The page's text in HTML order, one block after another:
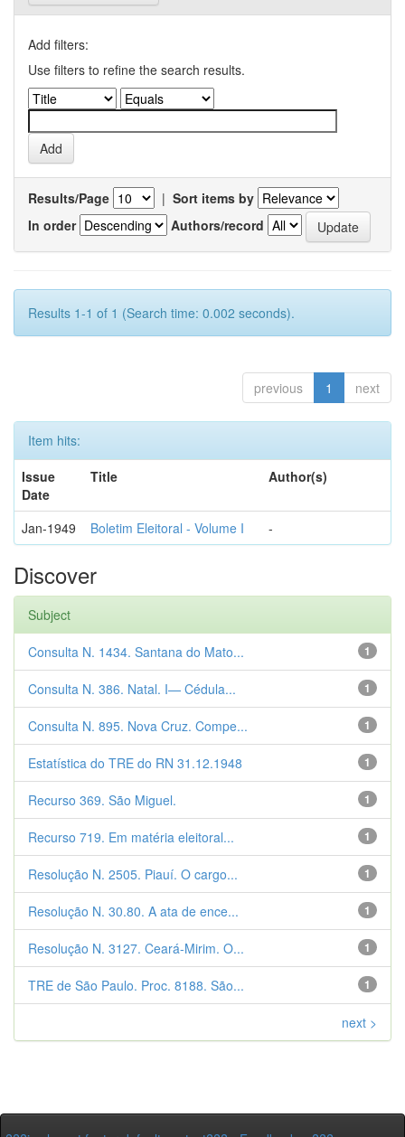
Add filters:
Use filters to refine the search results.
Results/Page | Sort items by
In order
Authors/record
Results 1-1 of 1 (Search time: 0.002 seconds).
previous 1 next
Item hits:
Issue
Date
Title Author(s)
Jan-1949 Boletim Eleitoral - Volume I -
Discover
Subject
1
Consulta N. 1434. Santana do Mato...
1
Consulta N. 386. Natal. I— Cédula...
1
Consulta N. 895. Nova Cruz. Compe...
1
Estatística do TRE do RN 31.12.1948
1
Recurso 369. São Miguel.
1
Recurso 719. Em matéria eleitoral...
1
Resolução N. 2505. Piauí. O cargo...
1
Resolução N. 30.80. A ata de ence...
1
Resolução N. 3127. Ceará-Mirim. O...
1
TRE de São Paulo. Proc. 8188. São...
next >